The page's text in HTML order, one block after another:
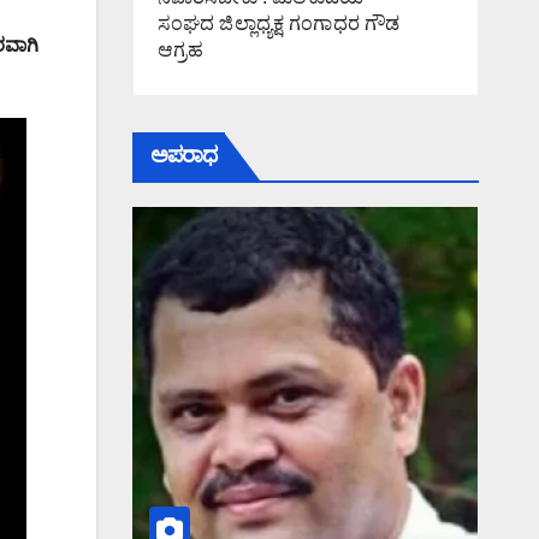
ಸಂಘದ ಜಿಲ್ಲಾಧ್ಯಕ್ಷ ಗಂಗಾಧರ ಗೌಡ
ಆಗ್ರಹ
ಅಪರಾಧ